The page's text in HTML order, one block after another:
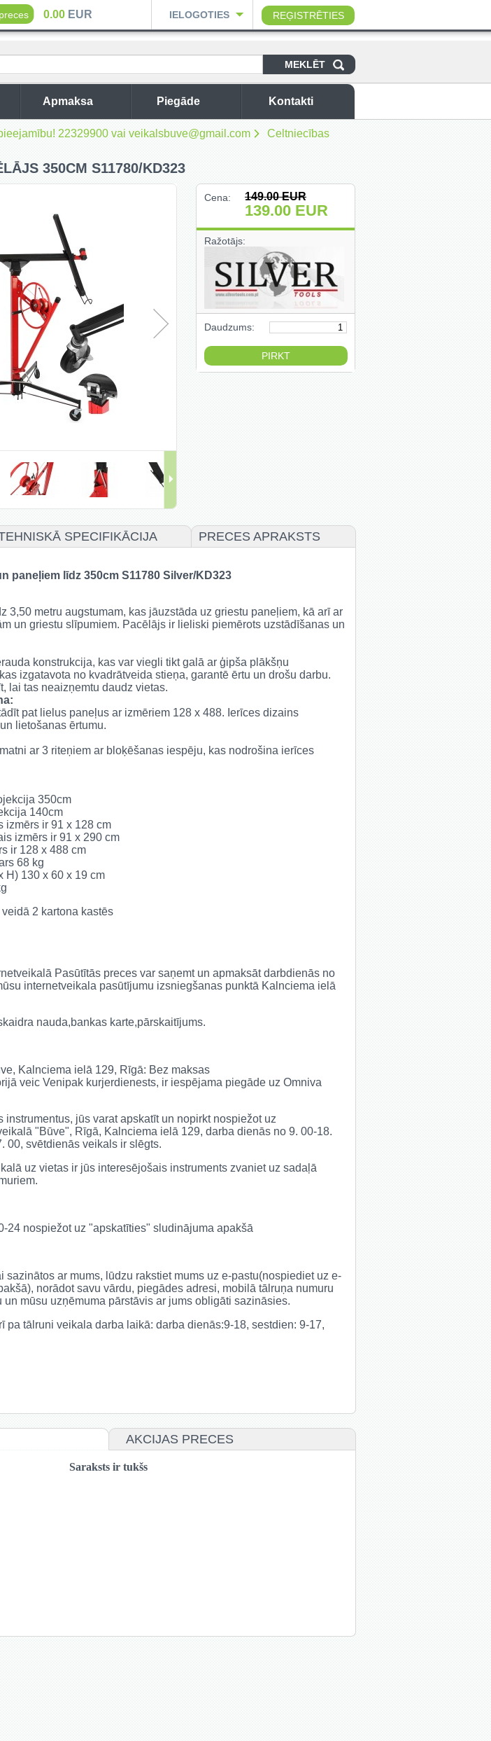
preces 0.00EUR IELOGOTIES REĢISTRĒTIES
Apmaksa Piegāde Kontakti
22329900 vai veikalsbuve@gmail.com
Celtniecības
350CM S11780/KD323
Cena: 149.00EUR
139.00 EUR
Ražotājs:
Daudzums:
SPECIFIKĀCIJA PRECES APRAKSTS
paneļiem līdz 350cm S11780 Silver/KD323
3,50 metru augstumam, kas jāuzstāda uz griestu paneļiem, kā arī ar
un griestu slīpumiem. Pacēlājs ir lieliski piemērots uzstādīšanas un
konstrukcija, kas var viegli tikt galā ar ģipša plākšņu
izgatavota no kvadrātveida stieņa, garantē ērtu un drošu darbu.
lai tas neaizņemtu daudz vietas.
pat lielus paneļus ar izmēriem 128 x 488. Ierīces dizains
lietošanas ērtumu.
ar 3 riteņiem ar bloķēšanas iespēju, kas nodrošina ierīces
350cm
140cm
izmērs ir 91 x 128 cm
izmērs ir 91 x 290 cm
ir 128 x 488 cm
68 kg
H) 130 x 60 x 19 cm
2 kartona kastēs
Pasūtītās preces var saņemt un apmaksāt darbdienās no
internetveikala pasūtījumu izsniegšanas punktā Kalnciema ielā
nauda,bankas karte,pārskaitījums.
Kalnciema ielā 129, Rīgā: Bez maksas
veic Venipak kurjerdienests, ir iespējama piegāde uz Omniva
instrumentus, jūs varat apskatīt un nopirkt nospiežot uz
"Būve", Rīgā, Kalnciema ielā 129, darba dienās no 9. 00-18.
00, svētdienās veikals ir slēgts.
uz vietas ir jūs interesējošais instruments zvaniet uz sadaļā
24 nospiežot uz "apskatīties" sludinājuma apakšā
sazinātos ar mums, lūdzu rakstiet mums uz e-pastu(nospiediet uz e-
norādot savu vārdu, piegādes adresi, mobilā tālruņa numuru
mūsu uzņēmuma pārstāvis ar jums obligāti sazināsies.
pa tālruni veikala darba laikā: darba dienās:9-18, sestdien: 9-17,
AKCIJAS PRECES
Saraksts ir tukšs